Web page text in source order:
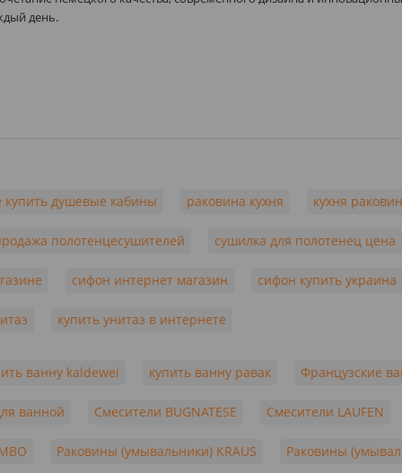
день.
купить душевые кабины раковина кухня кухня
полотенцесушителей сушилка для полотенец цена
сифон интернет магазин сифон купить украина
купить унитаз в интернете
ванну kaldewei купить ванну равак Французские
ванной Смесители BUGNATESE Смесители LAUFEN
Раковины (умывальники) KRAUS Раковины